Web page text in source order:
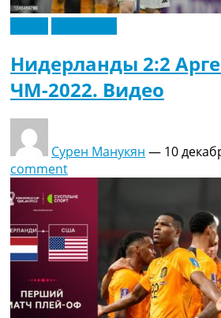
Нидерланды 2:2
ЧМ-2022. Видео
Сурен Манукян — 10
comment